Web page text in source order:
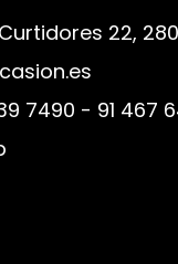
22,
7490 - 91 467